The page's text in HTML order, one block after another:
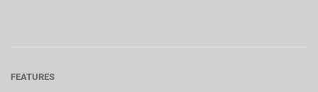
FEATURES